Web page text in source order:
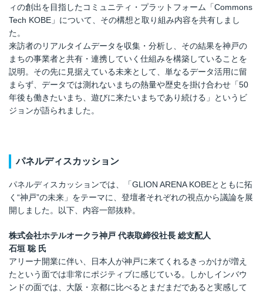
ィの創出を目指したコミュニティ・プラットフォーム「Commons
Tech KOBE」について、その構想と取り組み内容を共有しまし
た。
来訪者のリアルタイムデータを収集・分析し、その結果を神戸の
まちの事業者と共有・連携していく仕組みを構築していることを
説明。その先に見据えている未来として、単なるデータ活用に留
まらず、データでは測れないまちの熱量や歴史を掛け合わせ「50
年後も働きたいまち、遊びに来たいまちであり続ける」というビ
ジョンが語られました。
パネルディスカッション
パネルディスカッションでは、「GLION ARENA KOBEとともに拓
く“神戸”の未来」をテーマに、登壇者それぞれの視点から議論を展
開しました。以下、内容一部抜粋。
株式会社ホテルオークラ神戸 代表取締役社長 総支配人
石垣 聡 氏
アリーナ開業に伴い、日本人が神戸に来てくれるきっかけが増え
たという面では非常にポジティブに感じている。しかしインバウ
ンドの面では、大阪・京都に比べるとまだまだであると実感して